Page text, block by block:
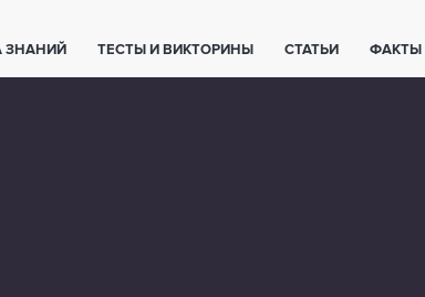
ЗНАНИЙ ТЕСТЫ И ВИКТОРИНЫ СТАТЬИ ФАКТЫ